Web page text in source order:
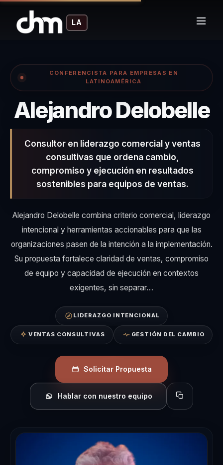
LA
CONFERENCISTA PARA EMPRESAS EN
LATINOAMÉRICA
Alejandro Delobelle
Consultor en liderazgo comercial y ventas
consultivas que ordena cambio,
compromiso y ejecución en resultados
sostenibles para equipos de ventas.
Alejandro Delobelle combina criterio comercial, liderazgo
intencional y herramientas accionables para que las
organizaciones pasen de la intención a la implementación.
Su propuesta fortalece claridad de ventas, compromiso
de equipo y capacidad de ejecución en contextos
exigentes, sin separar…
LIDERAZGO INTENCIONAL
VENTAS CONSULTIVAS GESTIÓN DEL CAMBIO
Solicitar Propuesta
Hablar con nuestro equipo Copiar perfil